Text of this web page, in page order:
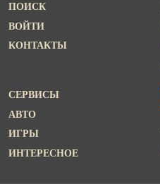
ПОИСК
ВОЙТИ
КОНТАКТЫ
СЕРВИСЫ
АВТО
ИГРЫ
ИНТЕРЕСНОЕ